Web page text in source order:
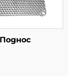
Поднос